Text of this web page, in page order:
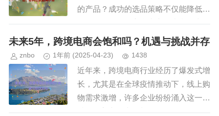
的产品？成功的选品策略不仅能降低库
存风险，还能提高利润率，本文将详细
介绍几种高效的跨境电商选品方法，帮
未来5年，跨境电商会饱和吗？机遇与挑战并存
znbo 1年前 (2025-04-23) 1438
近年来，跨境电商行业经历了爆发式增
长，尤其是在全球疫情推动下，线上购
物需求激增，许多企业纷纷涌入这一领
域，随着市场竞争加剧，许多人开始担